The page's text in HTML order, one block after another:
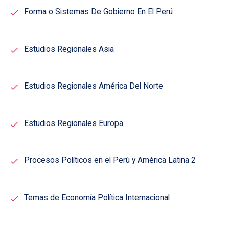
Forma o Sistemas De Gobierno En El Perú
Estudios Regionales Asia
Estudios Regionales América Del Norte
Estudios Regionales Europa
Procesos Políticos en el Perú y América Latina 2
Temas de Economía Política Internacional